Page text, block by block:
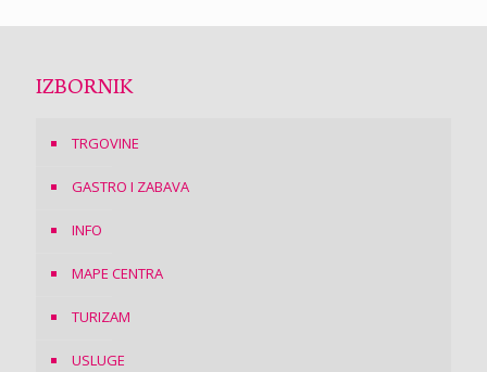
IZBORNIK
TRGOVINE
GASTRO I ZABAVA
INFO
MAPE CENTRA
TURIZAM
USLUGE